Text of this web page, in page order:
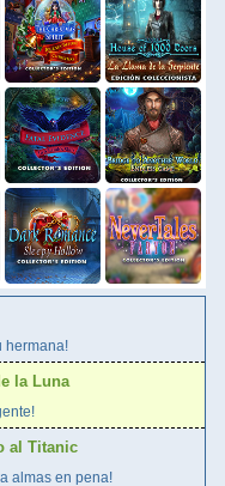
hermana!
la Luna
al Titanic
almas en pena!